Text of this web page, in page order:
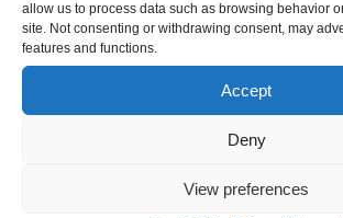
allow us to process data such as browsing behavior
site. Not consenting or withdrawing consent, may
features and functions.
Accept
Deny
View preferences
Click to accept marketing cookies